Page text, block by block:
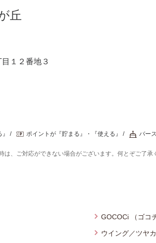
丘
１２番地３
ポイントが『貯まる』・『使える』 バー
、ご対応ができない場合がございます。何とぞご了承
GOCOCi （ゴコ
ウイング／ツヤカ